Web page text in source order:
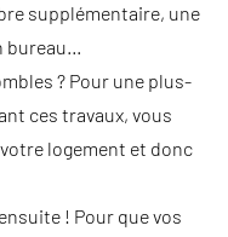
supplémentaire, une
bureau…
? Pour une plus-
ces travaux, vous
logement et donc
! Pour que vos